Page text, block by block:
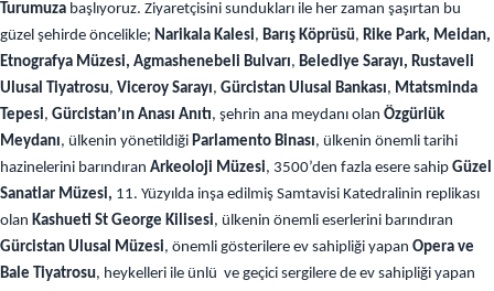
Turumuza başlıyoruz. Ziyaretçisini sundukları ile her zaman şaşırtan bu
güzel şehirde öncelikle; Narikala Kalesi, Barış Köprüsü, Rike Park, Meidan,
Etnografya Müzesi, Agmashenebeli Bulvarı, Belediye Sarayı, Rustaveli
Ulusal Tiyatrosu, Viceroy Sarayı, Gürcistan Ulusal Bankası, Mtatsminda
Tepesi, Gürcistan’ın Anası Anıtı, şehrin ana meydanı olan Özgürlük
Meydanı, ülkenin yönetildiği Parlamento Binası, ülkenin önemli tarihi
hazinelerini barındıran Arkeoloji Müzesi, 3500’den fazla esere sahip Güzel
Sanatlar Müzesi, 11. Yüzyılda inşa edilmiş Samtavisi Katedralinin replikası
olan Kashueti St George Kilisesi, ülkenin önemli eserlerini barındıran
Gürcistan Ulusal Müzesi, önemli gösterilere ev sahipliği yapan Opera ve
Bale Tiyatrosu, heykelleri ile ünlü ve geçici sergilere de ev sahipliği yapan